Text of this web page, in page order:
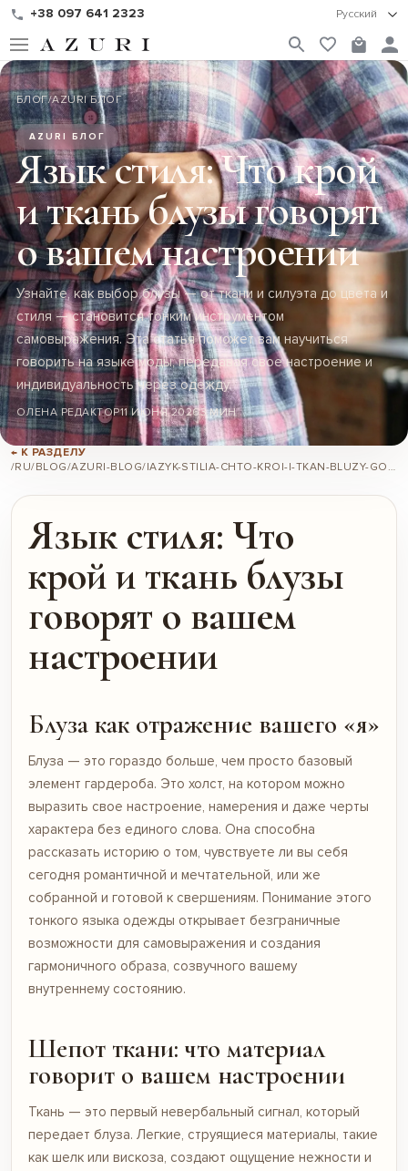
+38 097 641 2323 Русский
БЛОГ/AZURI БЛОГ
AZURI БЛОГ
Язык стиля: Что крой
и ткань блузы говорят
о вашем настроении
Узнайте, как выбор блузы — от ткани и силуэта до цвета и
стиля — становится тонким инструментом
самовыражения. Эта статья поможет вам научиться
говорить на языке моды, передавая свое настроение и
индивидуальность через одежду.
ОЛЕНА РЕДАКТОР11 ИЮНЯ 20263 МИН
← К РАЗДЕЛУ
/RU/BLOG/AZURI-BLOG/IAZYK-STILIA-CHTO-KROI-I-TKAN-BLUZY-GOVORIAT-O-VASHEM-NASTROENII/
Язык стиля: Что
крой и ткань блузы
говорят о вашем
настроении
Блуза как отражение вашего «я»
Блуза — это гораздо больше, чем просто базовый
элемент гардероба. Это холст, на котором можно
выразить свое настроение, намерения и даже черты
характера без единого слова. Она способна
рассказать историю о том, чувствуете ли вы себя
сегодня романтичной и мечтательной, или же
собранной и готовой к свершениям. Понимание этого
тонкого языка одежды открывает безграничные
возможности для самовыражения и создания
гармоничного образа, созвучного вашему
внутреннему состоянию.
Шепот ткани: что материал
говорит о вашем настроении
Ткань — это первый невербальный сигнал, который
передает блуза. Легкие, струящиеся материалы, такие
как шелк или вискоза, создают ощущение нежности и